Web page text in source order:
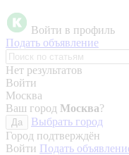
Войти в профиль
Подать объявление
Нет результатов
Войти
Москва
Ваш город Москва?
Да
Выбрать город
Город подтверждён
Войти Подать